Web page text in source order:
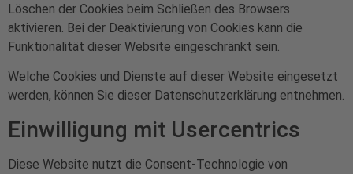
Löschen der Cookies beim Schließen des Browsers
aktivieren. Bei der Deaktivierung von Cookies kann die
Funktionalität dieser Website eingeschränkt sein.
Welche Cookies und Dienste auf dieser Website eingesetzt
werden, können Sie dieser Datenschutzerklärung entnehmen.
Einwilligung mit Usercentrics
Diese Website nutzt die Consent-Technologie von